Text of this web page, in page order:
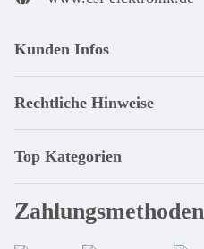
Kunden Infos
Rechtliche Hinweise
Top Kategorien
Zahlungsmethoden